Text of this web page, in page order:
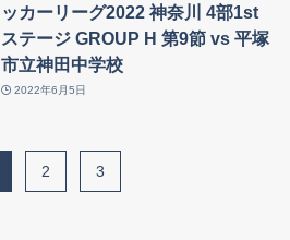
ッカーリーグ2022 神奈川 4部1st
ステージ GROUP H 第9節 vs 平塚
市立神田中学校
2022年6月5日
2 3